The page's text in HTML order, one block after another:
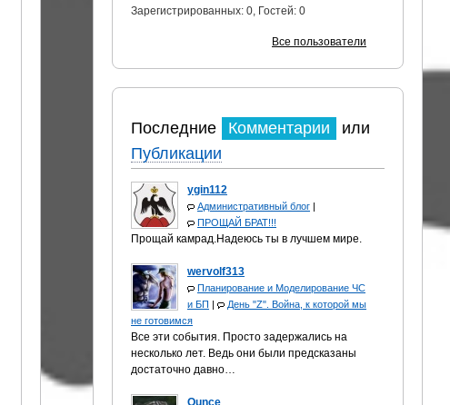
Зарегистрированных: 0, Гостей: 0
Все пользователи
Последние Комментарии
или
Публикации
ygin112
Административный блог |
ПРОЩАЙ БРАТ!!!
Прощай камрад.Надеюсь ты в лучшем мире.
wervolf313
Планирование и Моделирование ЧС
и БП |
День "Z". Война, к которой мы
не готовимся
Все эти события. Просто задержались на
несколько лет. Ведь они были предсказаны
достаточно давно…
Ounce